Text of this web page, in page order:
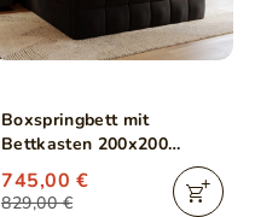
Boxspringbett mit
Bettkasten 200x200
Alicante Schwarz
829,00 €
745,00 €